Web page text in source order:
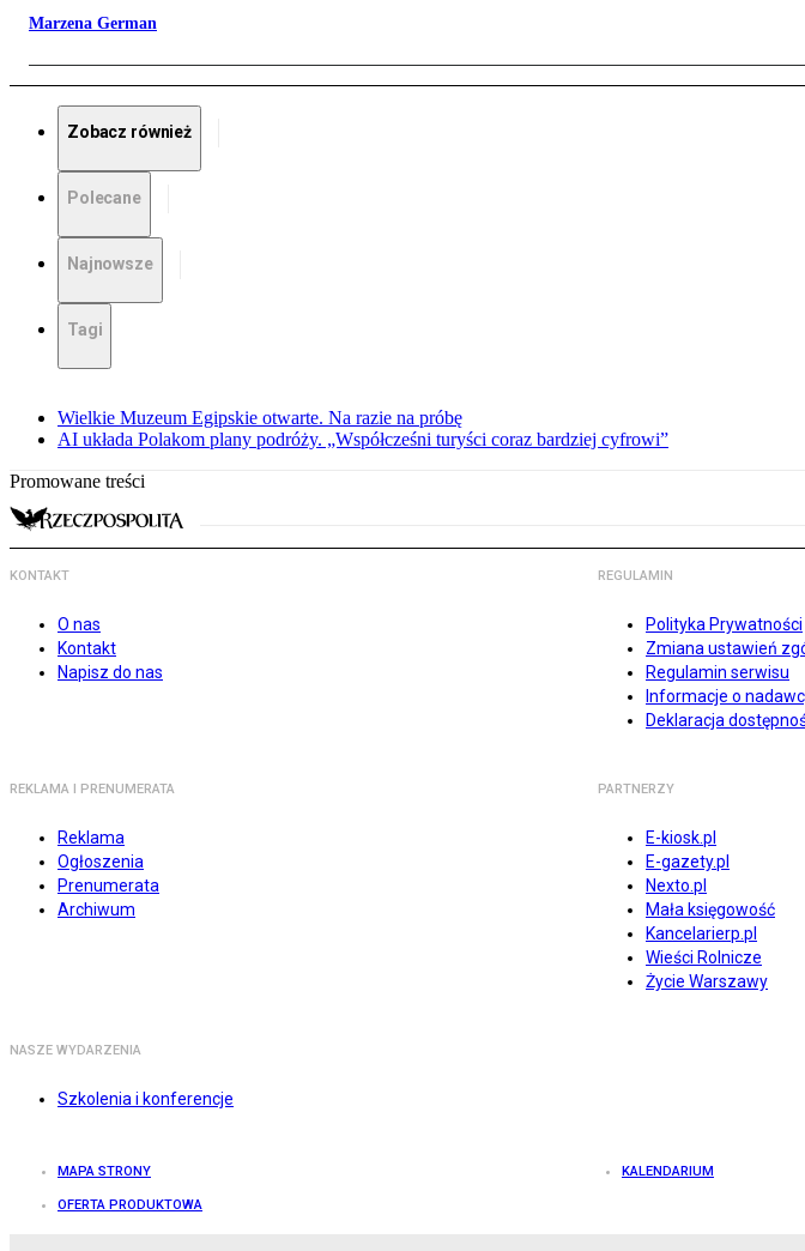
Marzena German
Zobacz również
Polecane
Najnowsze
Tagi
Wielkie Muzeum Egipskie otwarte. Na razie na próbę
AI układa Polakom plany podróży. „Współcześni turyści coraz bardziej cyfrowi”
Promowane treści
KONTAKT
O nas
Kontakt
Napisz do nas
REGULAMIN
Polityka Prywatności
Zmiana ustawień
Regulamin serwisu
Informacje o
Deklaracja
REKLAMA I PRENUMERATA
Reklama
Ogłoszenia
Prenumerata
Archiwum
PARTNERZY
E-kiosk.pl
E-gazety.pl
Nexto.pl
Mała księgowość
Kancelarierp.pl
Wieści Rolnicze
Życie Warszawy
NASZE WYDARZENIA
Szkolenia i konferencje
MAPA STRONY KALENDARIUM
OFERTA PRODUKTOWA